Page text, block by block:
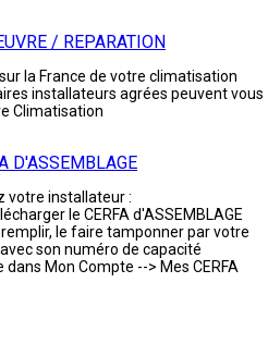
/ REPARATION
la France de votre climatisation
installateurs agrées peuvent vous
Climatisation
D'ASSEMBLAGE
votre installateur :
le CERFA d'ASSEMBLAGE
le faire tamponner par votre
son numéro de capacité
dans Mon Compte --> Mes CERFA